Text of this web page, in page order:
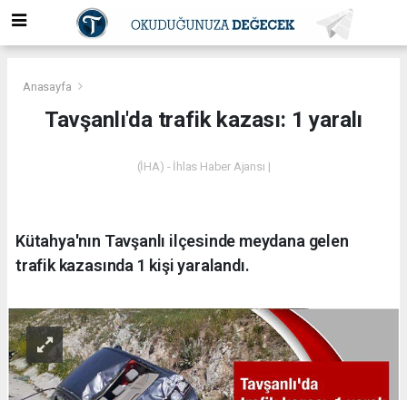
Anasayfa
Tavşanlı'da trafik kazası: 1 yaralı
(İHA) - İhlas Haber Ajansı |
Kütahya'nın Tavşanlı ilçesinde meydana gelen
trafik kazasında 1 kişi yaralandı.